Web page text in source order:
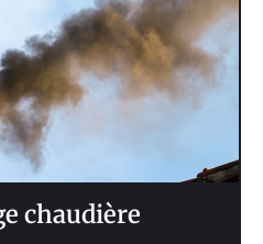
chaudière